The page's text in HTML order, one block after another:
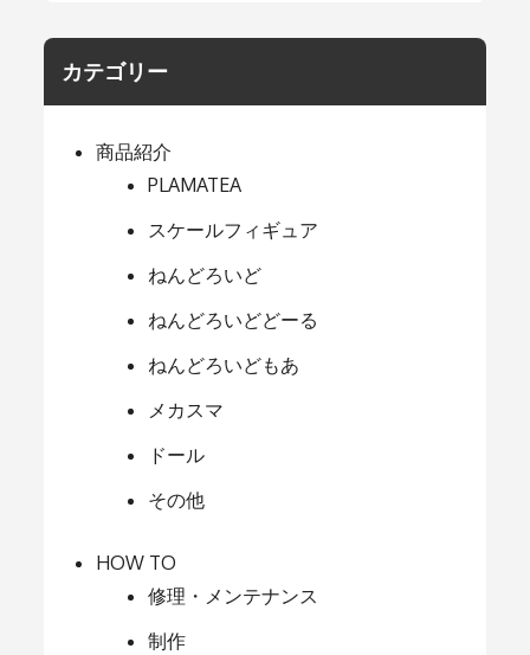
カテゴリー
商品紹介
PLAMATEA
スケールフィギュア
ねんどろいど
ねんどろいどどーる
ねんどろいどもあ
メカスマ
ドール
その他
HOW TO
修理・メンテナンス
制作